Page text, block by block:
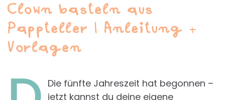
Clown basteln aus
Pappteller | Anleitung +
Vorlagen
Die fünfte Jahreszeit hat begonnen –
jetzt kannst du deine eigene